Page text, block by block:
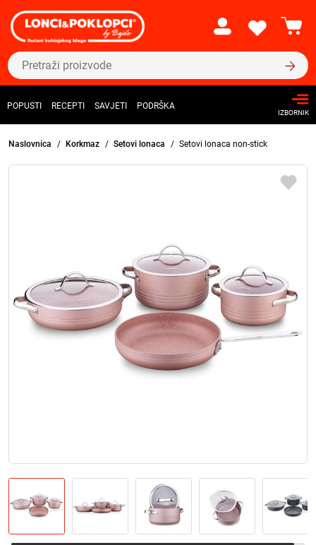
POPUSTI RECEPTI SAVJETI PODRŠKA
IZBORNIK
Naslovnica Korkmaz Setovi lonaca Setovi lonaca non-stick